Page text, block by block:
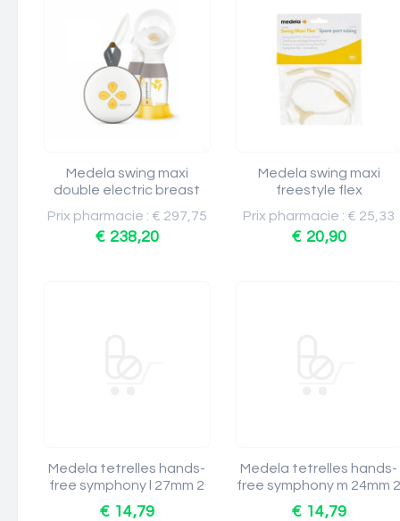
Medela swing maxi
double electric breast
Prix pharmacie : € 297,75
€ 238,20
Medela swing maxi
freestyle flex
Prix pharmacie : € 25,33
€ 20,90
Medela tetrelles hands-
free symphony l 27mm 2
€ 14,79
Medela tetrelles hands-
free symphony m 24mm
€ 14,79